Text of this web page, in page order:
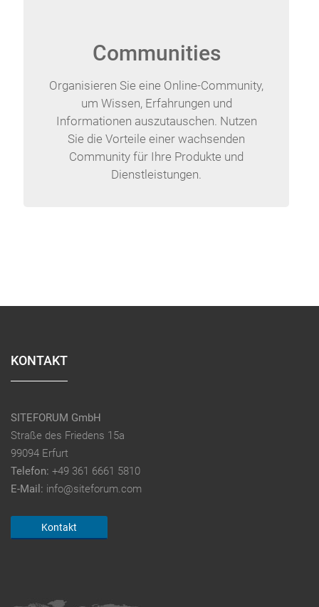
Communities
Organisieren Sie eine Online-Community,
um Wissen, Erfahrungen und
Informationen auszutauschen. Nutzen
Sie die Vorteile einer wachsenden
Community für Ihre Produkte und
Dienstleistungen.
KONTAKT
SITEFORUM GmbH
Straße des Friedens 15a
99094 Erfurt
Telefon: +49 361 6661 5810
E-Mail: info@siteforum.com
Kontakt